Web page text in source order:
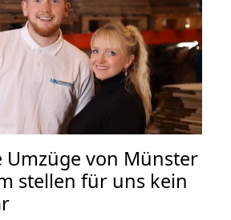
Umzüge von Münster
stellen für uns kein